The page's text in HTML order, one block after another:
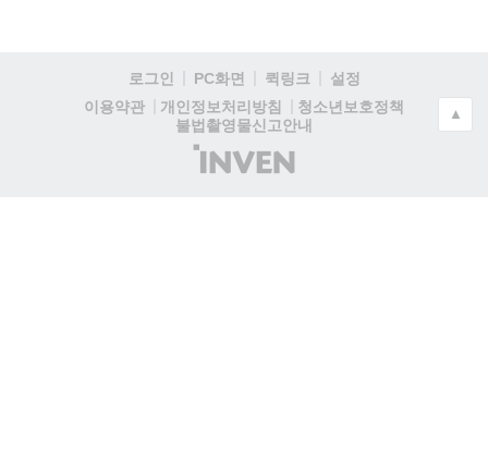
로그인 PC화면 퀵링크
설정
이용약관
개인정보처리방침
청소년보호정책
불법촬영물신고안내
(주)
인
▲